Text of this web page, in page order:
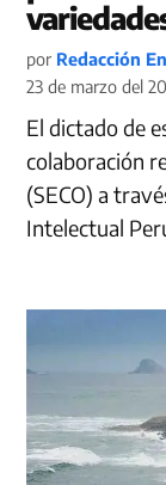
por Redacción
23 de marzo del
El dictado de
colaboración
(SECO) a
Intelectual